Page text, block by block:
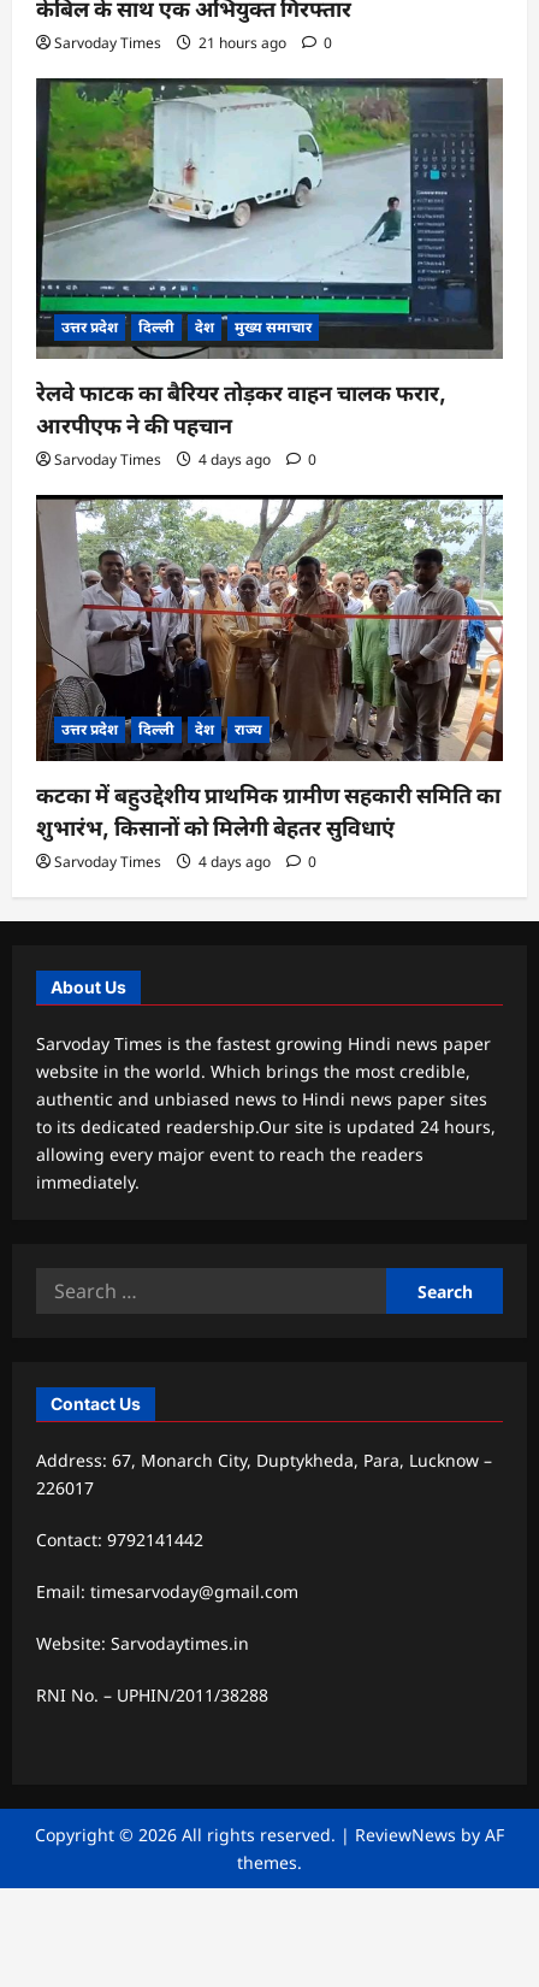
केबिल के साथ एक अभियुक्त गिरफ्तार
Sarvoday Times 21 hours ago 0
उत्तर प्रदेश दिल्ली देश मुख्य समाचार
रेलवे फाटक का बैरियर तोड़कर वाहन चालक फरार,
आरपीएफ ने की पहचान
Sarvoday Times 4 days ago 0
उत्तर प्रदेश दिल्ली देश राज्य
कटका में बहुउद्देशीय प्राथमिक ग्रामीण सहकारी समिति का
शुभारंभ, किसानों को मिलेगी बेहतर सुविधाएं
Sarvoday Times 4 days ago 0
About Us
Sarvoday Times is the fastest growing Hindi news paper
website in the world. Which brings the most credible,
authentic and unbiased news to Hindi news paper sites
to its dedicated readership.Our site is updated 24 hours,
allowing every major event to reach the readers
immediately.
Search
Contact Us
Address: 67, Monarch City, Duptykheda, Para, Lucknow –
226017
Contact: 9792141442
Email: timesarvoday@gmail.com
Website: Sarvodaytimes.in
RNI No. – UPHIN/2011/38288
Copyright © 2026 All rights reserved. | ReviewNews by AF
themes.